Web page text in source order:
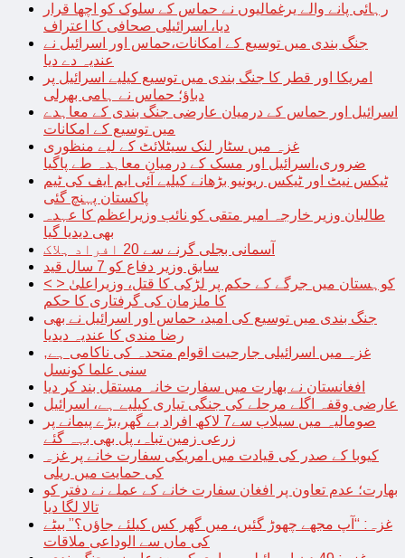
رہائی پانے والے یرغمالیوں نے حماس کے سلوک کو اچھا قرار
دیا، اسرائیلی صحافی کا اعتراف
جنگ بندی میں توسیع کے امکانات،حماس اور اسرائیل نے
عندیہ دے دیا
امریکا اور قطر کا جنگ بندی میں توسیع کیلیے اسرائیل پر
دباؤ؛ حماس نے ہامی بھرلی
اسرائیل اور حماس کے درمیان عارضی جنگ بندی کے معاہدے
میں توسیع کے امکانات
غزہ میں سٹار لنک سیٹلائٹ کے لیے منظوری
ضروری،اسرائیل اور مسک کے درمیان معاہدہ طے پاگیا
ٹیکس نیٹ اور ٹیکس ریونیو بڑھانے کیلیے آئی ایم ایف کی ٹیم
پاکستان پہنچ گئی
طالبان وزیر خارجہ امیر متقی کو نائب وزیراعظم کا عہدہ
بھی دیدیا گیا
آسمانی بجلی گرنے سے 20 افراد ہلاک
سابق وزیر دفاع کو 7 سال قید
< > کوہستان میں جرگے کے حکم پر لڑکی کا قتل، وزیراعلیٰ
کا ملزمان کی گرفتاری کا حکم
جنگ بندی میں توسیع کی امید، حماس اور اسرائیل نے بھی
رضا مندی کا عندیہ دیدیا
غزہ میں اسرائیلی جارحیت اقوام متحدہ کی ناکامی ہے,
سنی علما کونسل
افغانستان نے بھارت میں سفارت خانہ مستقل بند کر دیا
عارضی وقفہ اگلے مرحلے کی جنگی تیاری کیلیے ہے، اسرائیل
صومالیہ میں سیلاب سے7 لاکھ افراد بے گھر،بڑے پیمانے پر
زرعی زمین تباہ، پل بھی بہہ گئے
کیوبا کے صدر کی قیادت میں امریکی سفارت خانے پر غزہ
کی حمایت میں ریلی
بھارت؛ عدم تعاون پر افغان سفارت خانے کے عملے نے دفتر کو
تالا لگا دیا
غزہ: “آپ مجھے چھوڑ گئیں، میں گھر کس کیلئے جاؤں؟” بیٹے
کی ماں سے الوداعی ملاقات